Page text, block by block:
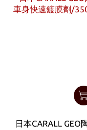
日本CARALL GEO